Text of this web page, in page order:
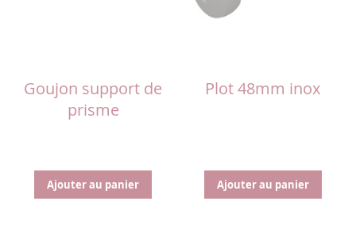
Goujon support de
prisme
Ajouter au panier
Plot 48mm inox
Ajouter au panier